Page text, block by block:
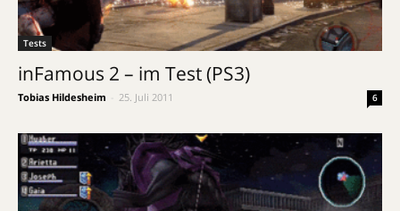
Tests
inFamous 2 – im Test (PS3)
Tobias Hildesheim 25. Juli 2011 6